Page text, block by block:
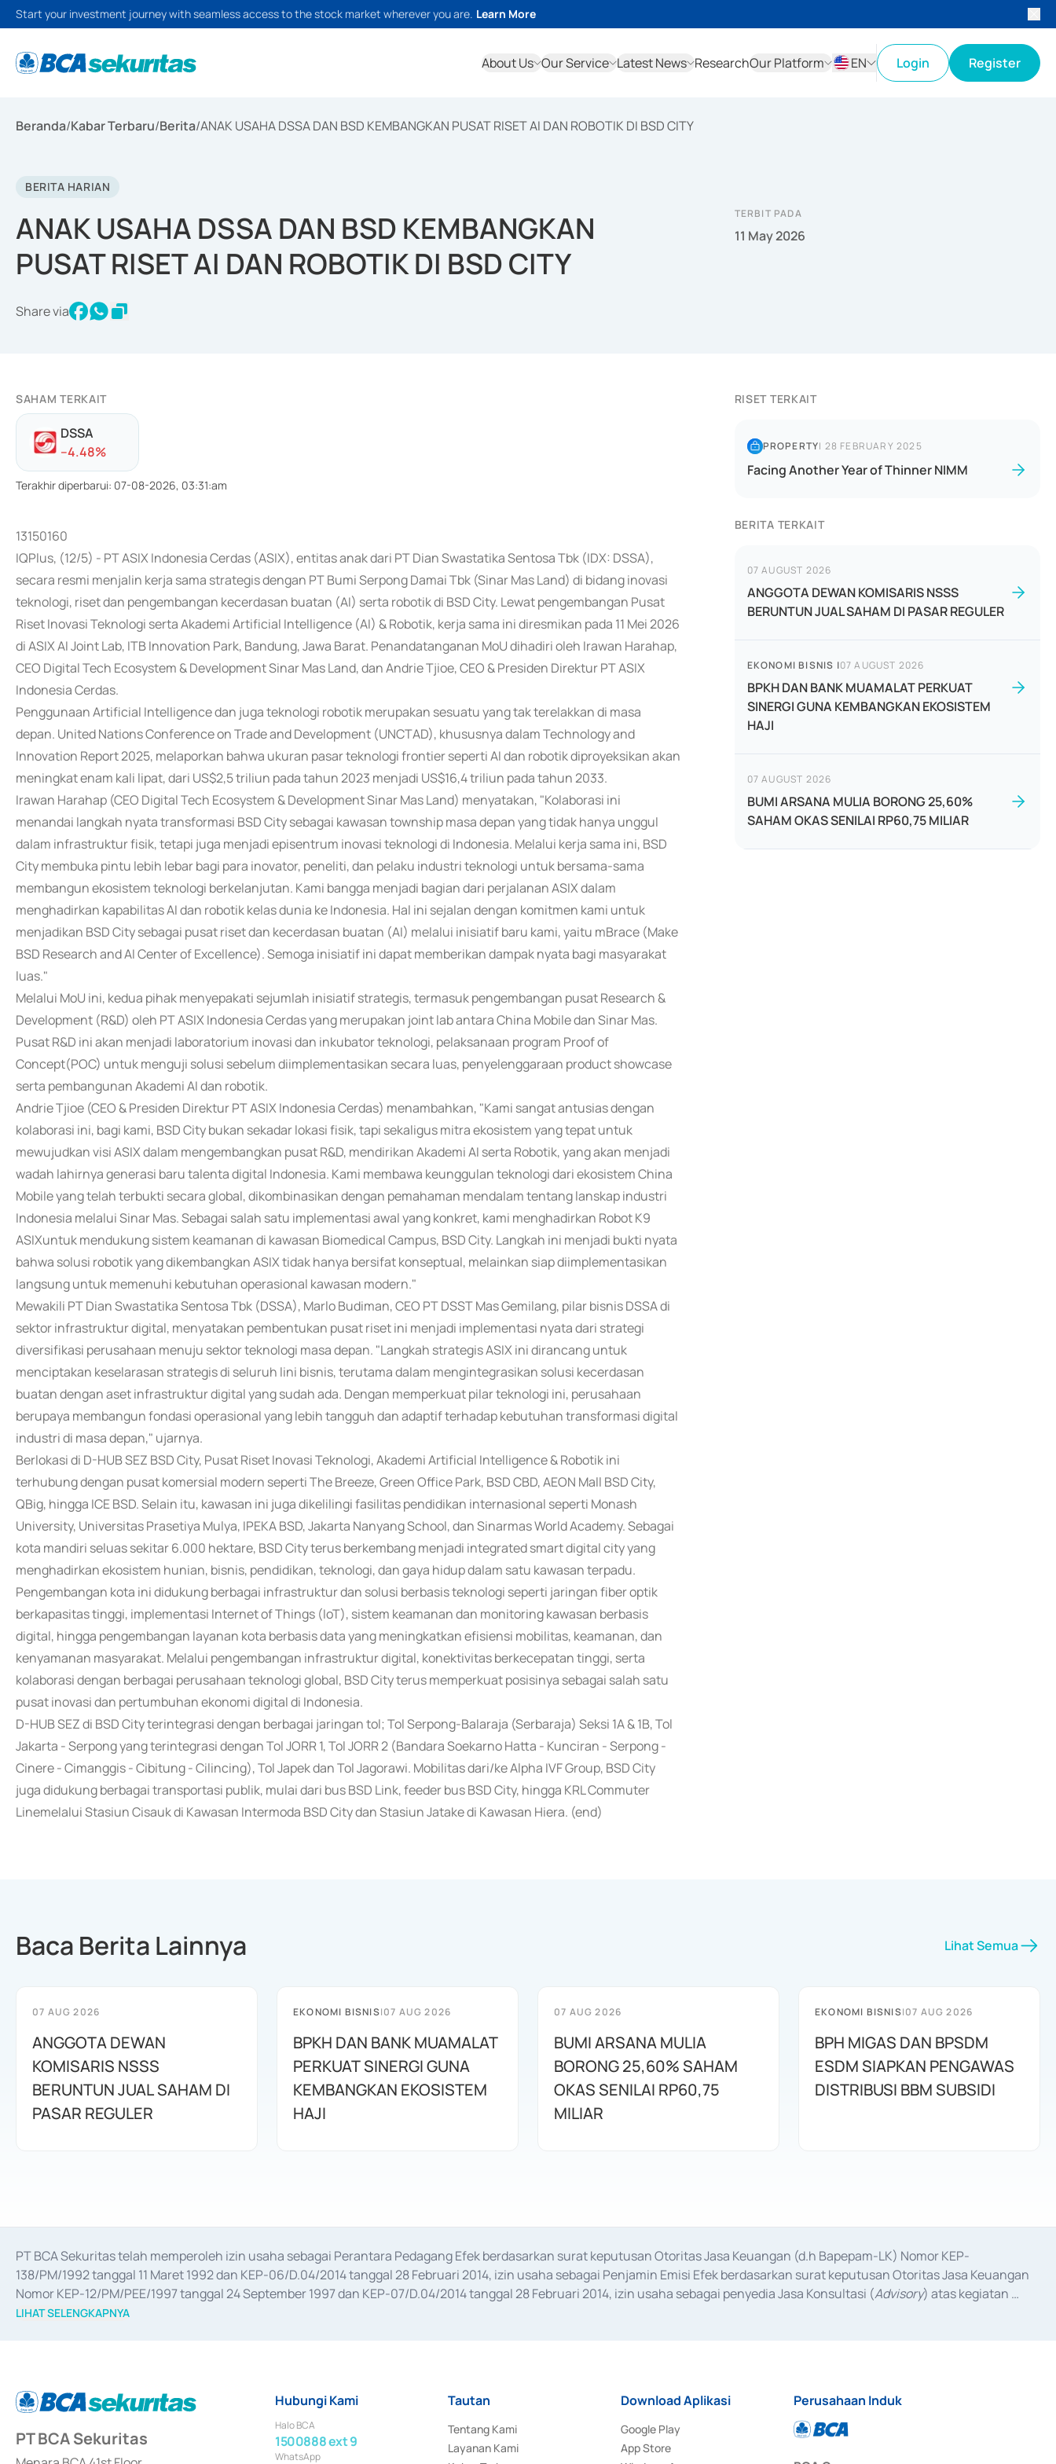
Start your investment journey with seamless access to the stock market wherever you are. Learn More
About Us Our Service Latest News ResearchOur Platform
EN
Login Register
Beranda/Kabar Terbaru/Berita/ANAK USAHA DSSA DAN BSD KEMBANGKAN PUSAT RISET AI DAN ROBOTIK DI BSD CITY
BERITA HARIAN
ANAK USAHA DSSA DAN BSD KEMBANGKAN
PUSAT RISET AI DAN ROBOTIK DI BSD CITY
Share via
TERBIT PADA
11 May 2026
SAHAM TERKAIT
DSSA
--4.48%
Terakhir diperbarui: 07-08-2026, 03:31:am
13150160
IQPlus, (12/5) - PT ASIX Indonesia Cerdas (ASIX), entitas anak dari PT Dian Swastatika Sentosa Tbk (IDX: DSSA),
secara resmi menjalin kerja sama strategis dengan PT Bumi Serpong Damai Tbk (Sinar Mas Land) di bidang inovasi
teknologi, riset dan pengembangan kecerdasan buatan (AI) serta robotik di BSD City. Lewat pengembangan Pusat
Riset Inovasi Teknologi serta Akademi Artificial Intelligence (AI) & Robotik, kerja sama ini diresmikan pada 11 Mei 2026
di ASIX AI Joint Lab, ITB Innovation Park, Bandung, Jawa Barat. Penandatanganan MoU dihadiri oleh Irawan Harahap,
CEO Digital Tech Ecosystem & Development Sinar Mas Land, dan Andrie Tjioe, CEO & Presiden Direktur PT ASIX
Indonesia Cerdas.
Penggunaan Artificial Intelligence dan juga teknologi robotik merupakan sesuatu yang tak terelakkan di masa
depan. United Nations Conference on Trade and Development (UNCTAD), khususnya dalam Technology and
Innovation Report 2025, melaporkan bahwa ukuran pasar teknologi frontier seperti AI dan robotik diproyeksikan akan
meningkat enam kali lipat, dari US$2,5 triliun pada tahun 2023 menjadi US$16,4 triliun pada tahun 2033.
Irawan Harahap (CEO Digital Tech Ecosystem & Development Sinar Mas Land) menyatakan, "Kolaborasi ini
menandai langkah nyata transformasi BSD City sebagai kawasan township masa depan yang tidak hanya unggul
dalam infrastruktur fisik, tetapi juga menjadi episentrum inovasi teknologi di Indonesia. Melalui kerja sama ini, BSD
City membuka pintu lebih lebar bagi para inovator, peneliti, dan pelaku industri teknologi untuk bersama-sama
membangun ekosistem teknologi berkelanjutan. Kami bangga menjadi bagian dari perjalanan ASIX dalam
menghadirkan kapabilitas AI dan robotik kelas dunia ke Indonesia. Hal ini sejalan dengan komitmen kami untuk
menjadikan BSD City sebagai pusat riset dan kecerdasan buatan (AI) melalui inisiatif baru kami, yaitu mBrace (Make
BSD Research and AI Center of Excellence). Semoga inisiatif ini dapat memberikan dampak nyata bagi masyarakat
luas."
Melalui MoU ini, kedua pihak menyepakati sejumlah inisiatif strategis, termasuk pengembangan pusat Research &
Development (R&D) oleh PT ASIX Indonesia Cerdas yang merupakan joint lab antara China Mobile dan Sinar Mas.
Pusat R&D ini akan menjadi laboratorium inovasi dan inkubator teknologi, pelaksanaan program Proof of
Concept(POC) untuk menguji solusi sebelum diimplementasikan secara luas, penyelenggaraan product showcase
serta pembangunan Akademi AI dan robotik.
Andrie Tjioe (CEO & Presiden Direktur PT ASIX Indonesia Cerdas) menambahkan, "Kami sangat antusias dengan
kolaborasi ini, bagi kami, BSD City bukan sekadar lokasi fisik, tapi sekaligus mitra ekosistem yang tepat untuk
mewujudkan visi ASIX dalam mengembangkan pusat R&D, mendirikan Akademi AI serta Robotik, yang akan menjadi
wadah lahirnya generasi baru talenta digital Indonesia. Kami membawa keunggulan teknologi dari ekosistem China
Mobile yang telah terbukti secara global, dikombinasikan dengan pemahaman mendalam tentang lanskap industri
Indonesia melalui Sinar Mas. Sebagai salah satu implementasi awal yang konkret, kami menghadirkan Robot K9
ASIXuntuk mendukung sistem keamanan di kawasan Biomedical Campus, BSD City. Langkah ini menjadi bukti nyata
bahwa solusi robotik yang dikembangkan ASIX tidak hanya bersifat konseptual, melainkan siap diimplementasikan
langsung untuk memenuhi kebutuhan operasional kawasan modern."
Mewakili PT Dian Swastatika Sentosa Tbk (DSSA), Marlo Budiman, CEO PT DSST Mas Gemilang, pilar bisnis DSSA di
sektor infrastruktur digital, menyatakan pembentukan pusat riset ini menjadi implementasi nyata dari strategi
diversifikasi perusahaan menuju sektor teknologi masa depan. "Langkah strategis ASIX ini dirancang untuk
menciptakan keselarasan strategis di seluruh lini bisnis, terutama dalam mengintegrasikan solusi kecerdasan
buatan dengan aset infrastruktur digital yang sudah ada. Dengan memperkuat pilar teknologi ini, perusahaan
berupaya membangun fondasi operasional yang lebih tangguh dan adaptif terhadap kebutuhan transformasi digital
industri di masa depan," ujarnya.
Berlokasi di D-HUB SEZ BSD City, Pusat Riset Inovasi Teknologi, Akademi Artificial Intelligence & Robotik ini
terhubung dengan pusat komersial modern seperti The Breeze, Green Office Park, BSD CBD, AEON Mall BSD City,
QBig, hingga ICE BSD. Selain itu, kawasan ini juga dikelilingi fasilitas pendidikan internasional seperti Monash
University, Universitas Prasetiya Mulya, IPEKA BSD, Jakarta Nanyang School, dan Sinarmas World Academy. Sebagai
kota mandiri seluas sekitar 6.000 hektare, BSD City terus berkembang menjadi integrated smart digital city yang
menghadirkan ekosistem hunian, bisnis, pendidikan, teknologi, dan gaya hidup dalam satu kawasan terpadu.
Pengembangan kota ini didukung berbagai infrastruktur dan solusi berbasis teknologi seperti jaringan fiber optik
berkapasitas tinggi, implementasi Internet of Things (IoT), sistem keamanan dan monitoring kawasan berbasis
digital, hingga pengembangan layanan kota berbasis data yang meningkatkan efisiensi mobilitas, keamanan, dan
kenyamanan masyarakat. Melalui pengembangan infrastruktur digital, konektivitas berkecepatan tinggi, serta
kolaborasi dengan berbagai perusahaan teknologi global, BSD City terus memperkuat posisinya sebagai salah satu
pusat inovasi dan pertumbuhan ekonomi digital di Indonesia.
D-HUB SEZ di BSD City terintegrasi dengan berbagai jaringan tol; Tol Serpong-Balaraja (Serbaraja) Seksi 1A & 1B, Tol
Jakarta - Serpong yang terintegrasi dengan Tol JORR 1, Tol JORR 2 (Bandara Soekarno Hatta - Kunciran - Serpong -
Cinere - Cimanggis - Cibitung - Cilincing), Tol Japek dan Tol Jagorawi. Mobilitas dari/ke Alpha IVF Group, BSD City
juga didukung berbagai transportasi publik, mulai dari bus BSD Link, feeder bus BSD City, hingga KRL Commuter
Linemelalui Stasiun Cisauk di Kawasan Intermoda BSD City dan Stasiun Jatake di Kawasan Hiera. (end)
RISET TERKAIT
PROPERTY| 28 FEBRUARY 2025
Facing Another Year of Thinner NIMM
BERITA TERKAIT
07 AUGUST 2026
ANGGOTA DEWAN KOMISARIS NSSS
BERUNTUN JUAL SAHAM DI PASAR REGULER
EKONOMI BISNIS |07 AUGUST 2026
BPKH DAN BANK MUAMALAT PERKUAT
SINERGI GUNA KEMBANGKAN EKOSISTEM
HAJI
07 AUGUST 2026
BUMI ARSANA MULIA BORONG 25,60%
SAHAM OKAS SENILAI RP60,75 MILIAR
Baca Berita Lainnya Lihat Semua
07 AUG 2026
ANGGOTA DEWAN
KOMISARIS NSSS
BERUNTUN JUAL SAHAM DI
PASAR REGULER
EKONOMI BISNIS|07 AUG 2026
BPKH DAN BANK MUAMALAT
PERKUAT SINERGI GUNA
KEMBANGKAN EKOSISTEM
HAJI
07 AUG 2026
BUMI ARSANA MULIA
BORONG 25,60% SAHAM
OKAS SENILAI RP60,75
MILIAR
EKONOMI BISNIS|07 AUG 2026
BPH MIGAS DAN BPSDM
ESDM SIAPKAN PENGAWAS
DISTRIBUSI BBM SUBSIDI
PT BCA Sekuritas telah memperoleh izin usaha sebagai Perantara Pedagang Efek berdasarkan surat keputusan Otoritas Jasa Keuangan (d.h Bapepam-LK) Nomor KEP-
138/PM/1992 tanggal 11 Maret 1992 dan KEP-06/D.04/2014 tanggal 28 Februari 2014, izin usaha sebagai Penjamin Emisi Efek berdasarkan surat keputusan Otoritas Jasa Keuangan
Nomor KEP-12/PM/PEE/1997 tanggal 24 September 1997 dan KEP-07/D.04/2014 tanggal 28 Februari 2014, izin usaha sebagai penyedia Jasa Konsultasi (Advisory) atas kegiatan
merger, akuisisi, divestasi, dan
LIHAT SELENGKAPNYA
PT BCA Sekuritas
Hubungi Kami
Halo BCA
1500888 ext 9
WhatsApp
Tautan
Tentang Kami
Layanan Kami
Download Aplikasi
Google Play
App Store
Perusahaan Induk